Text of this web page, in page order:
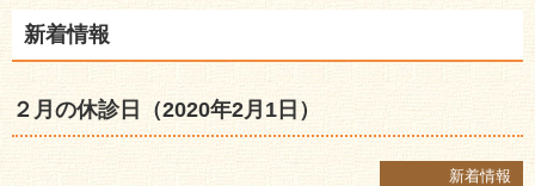
新着情報
２月の休診日（2020年2月1日）
新着情報
誕生死セミナー
ピル・緊急避妊ピル